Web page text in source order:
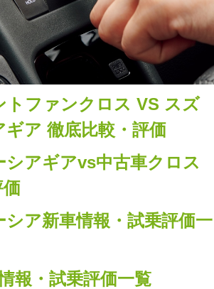
トファンクロス VS スズ
ア 徹底比較・評価
シアギアvs中古車クロス
価
ア新車情報・試乗評価一
報・試乗評価一覧